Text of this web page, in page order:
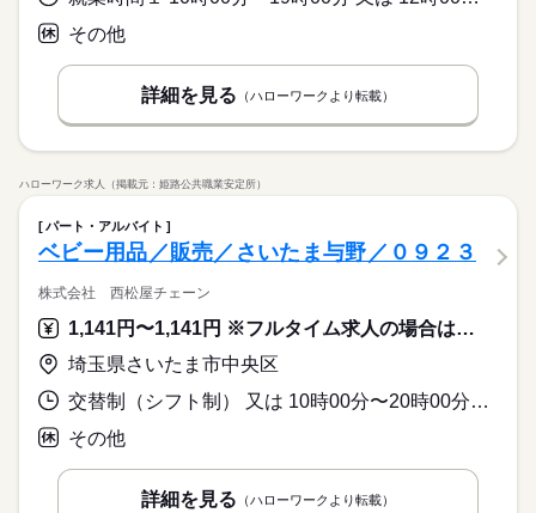
派遣活躍中
制服あり
派遣活躍中
ルーティン 英語不要
休日・休暇
◆365日稼働/週5日勤務
・完全週休2日制
その他
詳細を見る （ハローワークより転載）
ハローワーク求人（掲載元：姫路公共職業安定所）
パート・アルバイト
ベビー用品／販売／さいたま与野／０９２３
株式会社 西松屋チェーン
1,141円〜1,141円 ※フルタイム求人の場合は月額（換算額）、パート求人の場合は時間額を表示しています。
埼玉県さいたま市中央区
交替制（シフト制） 又は 10時00分〜20時00分の時間の間の3時間以上 就業時間に関する特記事項 店舗営業時間内で３～７時間程度
その他
詳細を見る （ハローワークより転載）